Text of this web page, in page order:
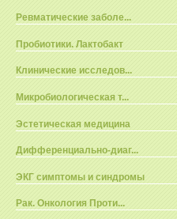
Ревматические заболе...
Пробиотики. Лактобакт
Клинические исследов...
Микробиологическая т...
Эстетическая медицина
Дифференциально-диаг...
ЭКГ симптомы и синдромы
Рак. Онкология Проти...